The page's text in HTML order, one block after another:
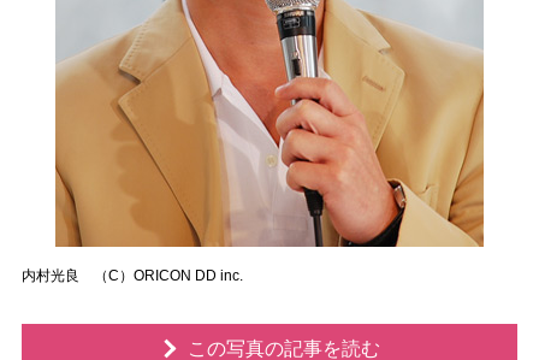
内村光良 （C）ORICON DD inc.
この写真の記事を読む